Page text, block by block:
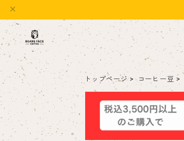
トップページ コーヒー豆